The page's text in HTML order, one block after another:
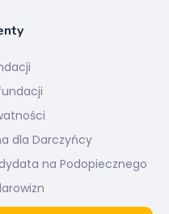
dla Darczyńcy
na Podopiecznego